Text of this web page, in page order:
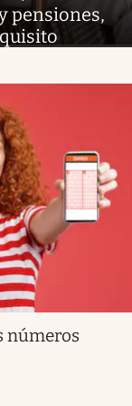
pensiones,
números